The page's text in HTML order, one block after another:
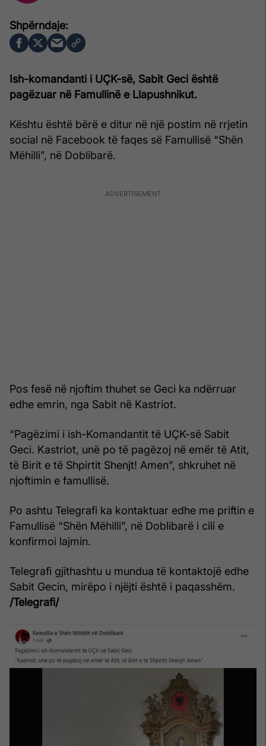
Ish-komandanti i UÇK-së, Sabit Geci është
pagëzuar në Famullinë e Llapushnikut.
Kështu është bërë e ditur në një postim në rrjetin
social në Facebook të faqes së Famullisë “Shën
Mëhilli”, në Doblibarë.
Pos fesë në njoftim thuhet se Geci ka ndërruar
edhe emrin, nga Sabit në Kastriot.
“Pagëzimi i ish-Komandantit të UÇK-së Sabit
Geci. Kastriot, unë po të pagëzoj në emër të Atit,
të Birit e të Shpirtit Shenjt! Amen”, shkruhet në
njoftimin e famullisë.
Po ashtu Telegrafi ka kontaktuar edhe me priftin e
Famullisë “Shën Mëhilli”, në Doblibarë i cili e
konfirmoi lajmin.
Telegrafi gjithashtu u mundua të kontaktojë edhe
Sabit Gecin, mirëpo i njëjti është i paqasshëm.
/Telegrafi/